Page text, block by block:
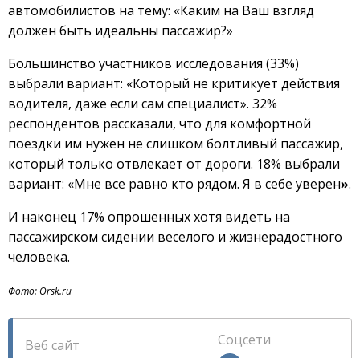
автомобилистов на тему: «Каким на Ваш взгляд
должен быть идеальны пассажир?»
Большинство участников исследования (33%)
выбрали вариант: «Который не критикует действия
водителя, даже если сам специалист». 32%
респондентов рассказали, что для комфортной
поездки им нужен не слишком болтливый пассажир,
который только отвлекает от дороги. 18% выбрали
вариант: «Мне все равно кто рядом. Я в себе уверен».
И наконец 17% опрошенных хотя видеть на
пассажирском сидении веселого и жизнерадостного
человека.
Фото: Orsk.ru
Веб сайт
Соцсети